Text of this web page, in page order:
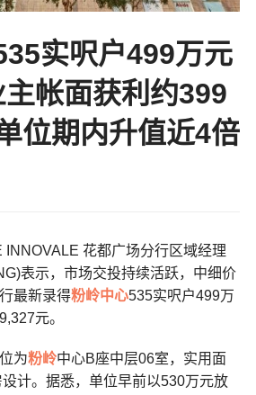
实呎户499万元
帐面获利约399
位期内升值近4倍
INNOVALE 花都广场分行区域经理
表示，市场交投持续活跃，中细价
最新录得粉岭中心535实呎户499万
元。
为粉岭中心B座中层06室，实用面
计。据悉，单位早前以530万元放